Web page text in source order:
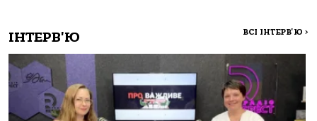
ІНТЕРВ'Ю ВСІ ІНТЕРВ'Ю >